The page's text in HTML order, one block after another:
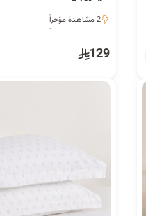
2 مشاهدة مؤخراً
129